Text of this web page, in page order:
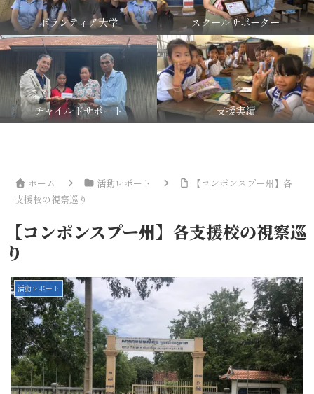
ボランティア大学 スクールサポーター
チャイルドサポート 支援実績
ホーム 活動レポート
【コンポンスプー州】各
支援校の視察巡り
【コンポンスプー州】各支援校の視察巡
り
活動レポート